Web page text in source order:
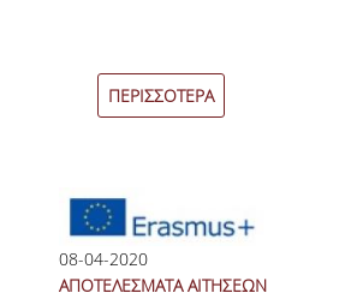
ΠΡΟΓΡΑΜΜΑ ΚΑΙ
ΑΝΑΛΥΤΙΚΗ ΠΑΡΟΥΣΙΑΣΗ
ΠΡΟΓΡΑΜΜΑ ERASMUS+
Η ΖΩΗ ΣΤΟ ΤΜΗΜΑ
ΠΕΡΙΣΣΟΤΕΡΑ
08-04-2020
ΑΠΟΤΕΛΕΣΜΑΤΑ ΑΙΤΗΣΕΩΝ